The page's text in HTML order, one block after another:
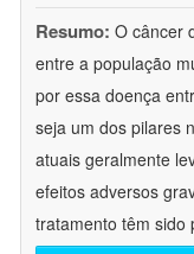
Resumo: O câncer
entre a população
por essa doença
seja um dos pilares
atuais geralmente
efeitos adversos
tratamento têm sido